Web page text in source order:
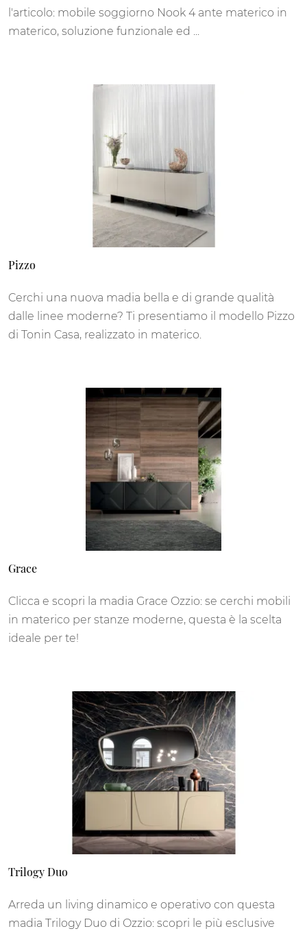
l'articolo: mobile soggiorno Nook 4 ante materico in
materico, soluzione funzionale ed ...
Pizzo
Cerchi una nuova madia bella e di grande qualità
dalle linee moderne? Ti presentiamo il modello Pizzo
di Tonin Casa, realizzato in materico.
Grace
Clicca e scopri la madia Grace Ozzio: se cerchi mobili
in materico per stanze moderne, questa è la scelta
ideale per te!
Trilogy Duo
Arreda un living dinamico e operativo con questa
madia Trilogy Duo di Ozzio: scopri le più esclusive